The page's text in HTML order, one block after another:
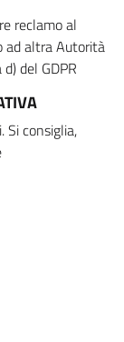
reclamo al
ad altra Autorità
del GDPR
Si consiglia,